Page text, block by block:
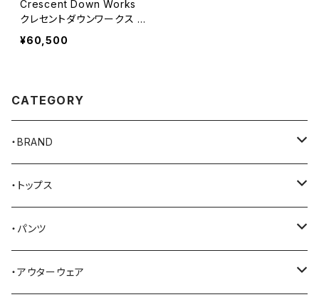
Crescent Down Works
クレセントダウンワークス N
AVY ダウンベスト 60/40
¥60,500
CATEGORY
・BRAND
AKER
Alden
ALFONSO'S OF HOLLYWOOD LEATHER
・トップス
Tシャツ
シャツ
・パンツ
ジーンズ
・アウターウェア